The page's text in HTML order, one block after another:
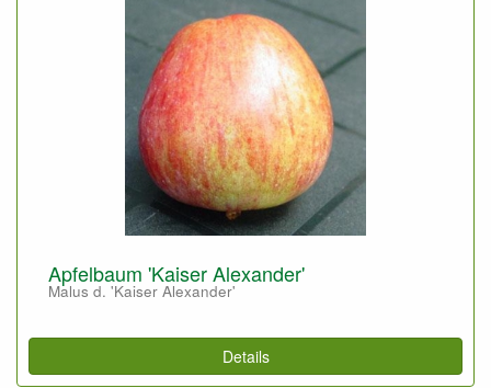
Apfelbaum 'Kaiser Alexander'
Malus d. 'Kaiser Alexander'
Details